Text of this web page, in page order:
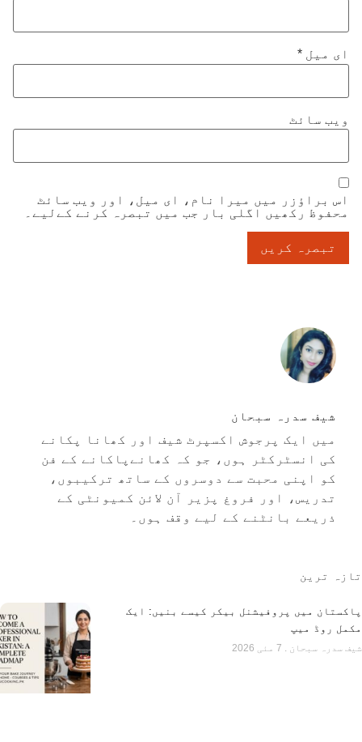
ای میل *
ویب‌ سائٹ
اس براؤزر میں میرا نام، ای میل، اور ویب سائٹ
محفوظ رکھیں اگلی بار جب میں تبصرہ کرنے کےلیے۔
شیف سدرہ سبحان
میں ایک پرجوش اکسپرٹ شیف اور کھانا پکانے
کی انسٹرکٹر ہوں، جو کہ کھانےپاکانے کے فن
کو اپنی محبت سے دوسروں کے ساتھ ترکیبوں،
تدریس، اور فروغ پزیر آن لائن کمیونٹی کے
ذریعے بانٹنے کے لیے وقف ہوں۔
تازہ ترین
پاکستان میں پروفیشنل بیکر کیسے بنیں: ایک
مکمل روڈ میپ
شیف سدرہ سبحان